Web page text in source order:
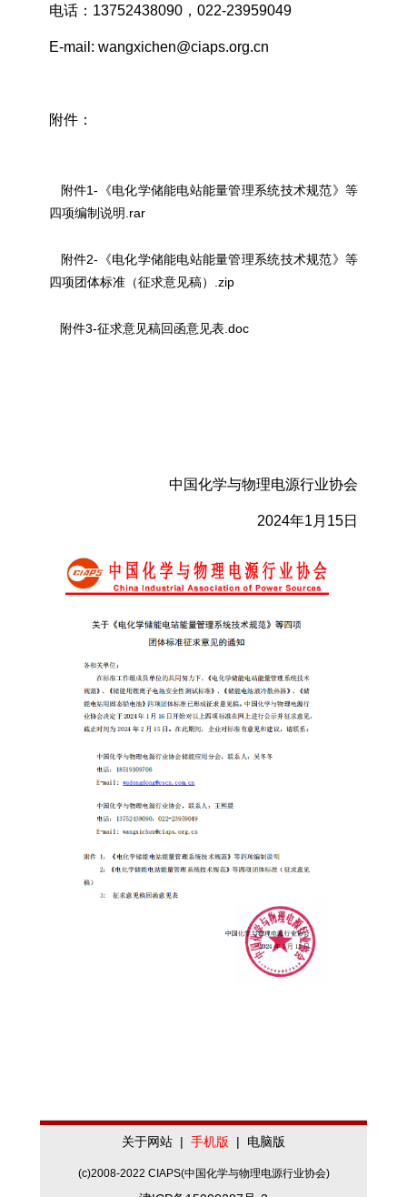
电话：13752438090，022-23959049
E-mail: wangxichen@ciaps.org.cn
附件：
附件1-《电化学储能电站能量管理系统技术规范》等
四项编制说明.rar
附件2-《电化学储能电站能量管理系统技术规范》等
四项团体标准（征求意见稿）.zip
附件3-征求意见稿回函意见表.doc
中国化学与物理电源行业协会
2024年1月15日
关于网站 | 手机版 | 电脑版
(c)2008-2022 CIAPS(中国化学与物理电源行业协会)